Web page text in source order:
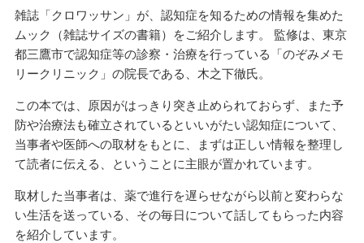
雑誌「クロワッサン」が、認知症を知るための情報を集めた
ムック（雑誌サイズの書籍）をご紹介します。 監修は、東京
都三鷹市で認知症等の診察・治療を行っている「のぞみメモ
リークリニック」の院長である、木之下徹氏。
この本では、原因がはっきり突き止められておらず、また予
防や治療法も確立されているといいがたい認知症について、
当事者や医師への取材をもとに、まずは正しい情報を整理し
て読者に伝える、ということに主眼が置かれています。
取材した当事者は、薬で進行を遅らせながら以前と変わらな
い生活を送っている、その毎日について話してもらった内容
を紹介しています。